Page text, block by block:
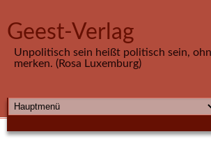
Geest-Verlag
Unpolitisch sein heißt politisch sein,
merken. (Rosa Luxemburg)
HAUPTMENÜ